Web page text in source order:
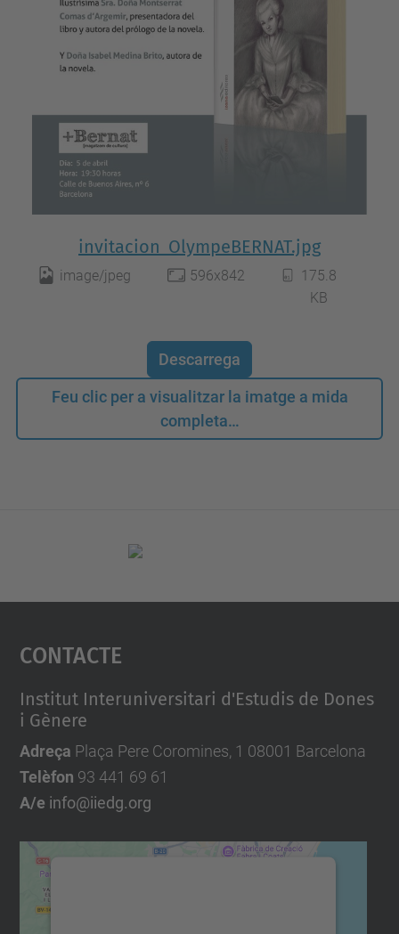
invitacion_OlympeBERNAT.jpg
image/jpeg 596x842
175.8
KB
Descarrega
Feu clic per a visualitzar la imatge a mida
completa…
Contacte
Institut Interuniversitari d'Estudis de Dones
i Gènere
Adreça Plaça Pere Coromines, 1 08001 Barcelona
Telèfon 93 441 69 61
A/e info@iiedg.org